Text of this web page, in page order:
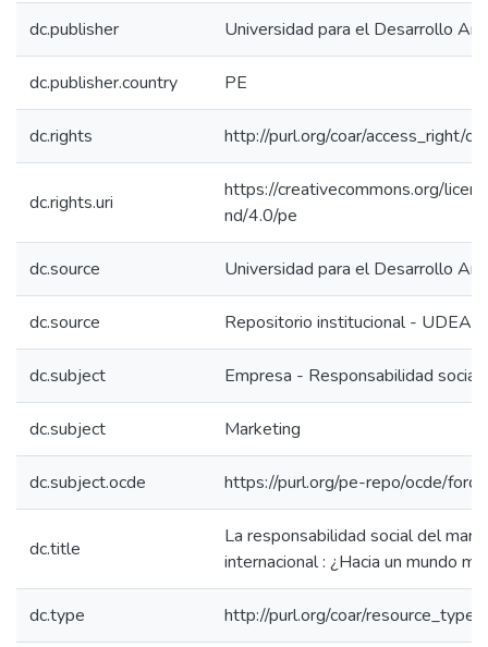
dc.publisher Universidad para el Desarrollo
dc.publisher.country PE
dc.rights http://purl.org/coar/access_right/
dc.rights.uri
https://creativecommons.org/
nd/4.0/pe
dc.source Universidad para el Desarrollo
dc.source Repositorio institucional - UDEA
dc.subject Empresa - Responsabilidad social
dc.subject Marketing
dc.subject.ocde https://purl.org/pe-repo/ocde/
dc.title
La responsabilidad social del
internacional : ¿Hacia un mundo
dc.type http://purl.org/coar/resource_type/